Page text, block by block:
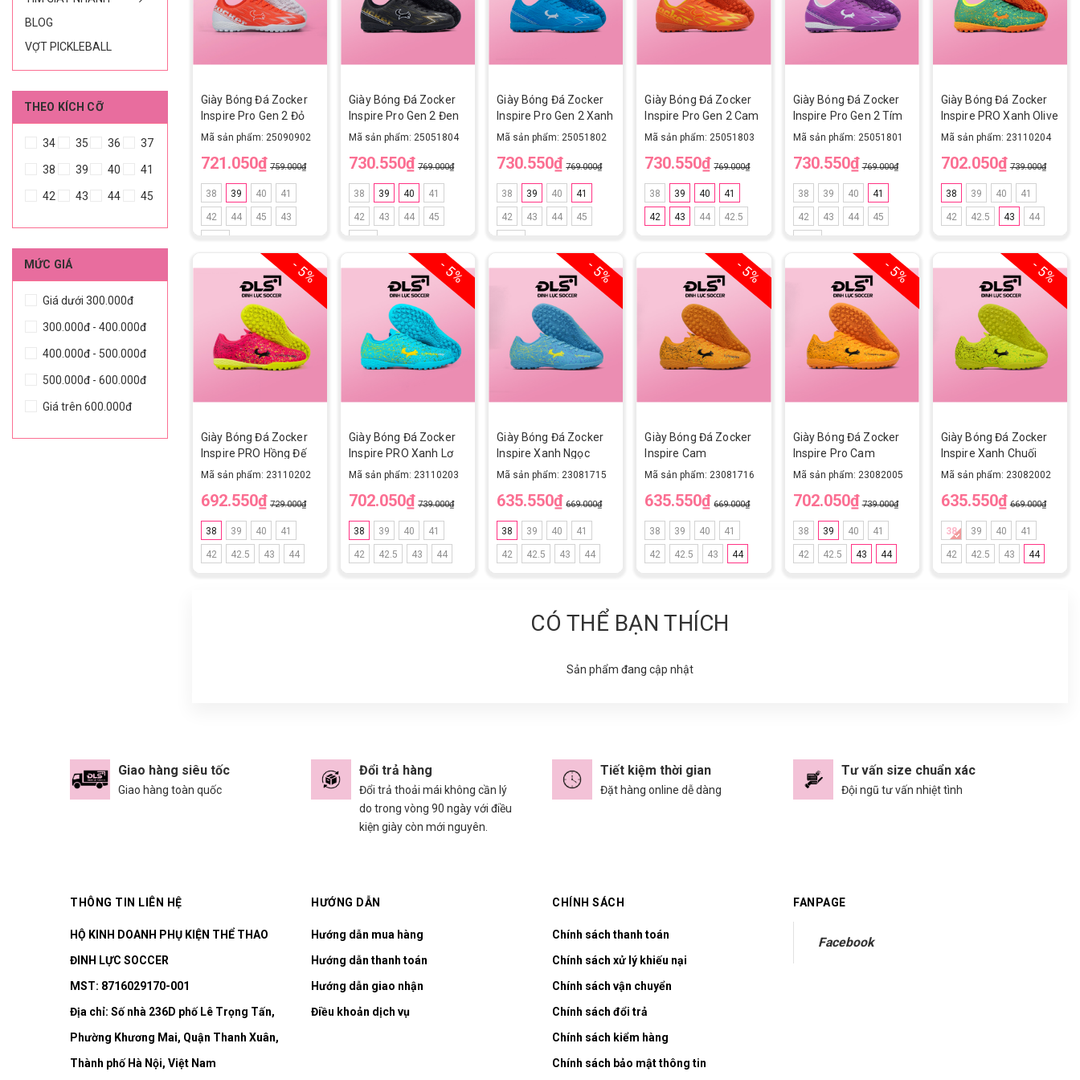
BLOG
VỢT PICKLEBALL
THEO KÍCH CỠ
34 35 36 37
38 39 40 41
42 43 44 45
MỨC GIÁ
Giá dưới 300.000đ
300.000đ - 400.000đ
400.000đ - 500.000đ
500.000đ - 600.000đ
Giá trên 600.000đ
Giày Bóng Đá Zocker
Inspire Pro Gen 2 Đỏ
Trắng
Mã sản phẩm: 25090902
721.050₫ 759.000₫
38 39 40 41
42 44 45 43
Giày Bóng Đá Zocker
Inspire Pro Gen 2 Đen
Mã sản phẩm: 25051804
730.550₫ 769.000₫
38 39 40 41
42 43 44 45
Giày Bóng Đá Zocker
Inspire Pro Gen 2 Xanh
Dương
Mã sản phẩm: 25051802
730.550₫ 769.000₫
38 39 40 41
42 43 44 45
Giày Bóng Đá Zocker
Inspire Pro Gen 2 Cam
Mã sản phẩm: 25051803
730.550₫ 769.000₫
38 39 40 41
42 43 44 42.5
Giày Bóng Đá Zocker
Inspire Pro Gen 2 Tím
Mã sản phẩm: 25051801
730.550₫ 769.000₫
38 39 40 41
42 43 44 45
Giày Bóng Đá Zocker
Inspire PRO Xanh Olive
Olive green/Orange TF
Mã sản phẩm: 23110204
702.050₫ 739.000₫
38 39 40 41
42 42.5 43 44
- 5%
Giày Bóng Đá Zocker
Inspire PRO Hồng Đế
Chuối Rose red/Green
Mã sản phẩm: 23110202
692.550₫ 729.000₫
38 39 40 41
42 42.5 43 44
- 5%
Giày Bóng Đá Zocker
Inspire PRO Xanh Lơ
Moon blue/Gree TF
Mã sản phẩm: 23110203
702.050₫ 739.000₫
38 39 40 41
42 42.5 43 44
- 5%
Giày Bóng Đá Zocker
Inspire Xanh Ngọc
Mã sản phẩm: 23081715
635.550₫ 669.000₫
38 39 40 41
42 42.5 43 44
- 5%
Giày Bóng Đá Zocker
Inspire Cam
Mã sản phẩm: 23081716
635.550₫ 669.000₫
38 39 40 41
42 42.5 43 44
- 5%
Giày Bóng Đá Zocker
Inspire Pro Cam
Mã sản phẩm: 23082005
702.050₫ 739.000₫
38 39 40 41
42 42.5 43 44
- 5%
Giày Bóng Đá Zocker
Inspire Xanh Chuối
Mã sản phẩm: 23082002
635.550₫ 669.000₫
38 39 40 41
42 42.5 43 44
CÓ THỂ BẠN THÍCH
Sản phẩm đang cập nhật
Giao hàng siêu tốc
Giao hàng toàn quốc
Đổi trả hàng
Đổi trả thoải mái không cần lý
do trong vòng 90 ngày với điều
kiện giày còn mới nguyên.
Tiết kiệm thời gian
Đặt hàng online dễ dàng
Tư vấn size chuẩn xác
Đội ngũ tư vấn nhiệt tình
THÔNG TIN LIÊN HỆ
HỘ KINH DOANH PHỤ KIỆN THỂ THAO
ĐINH LỰC SOCCER
MST: 8716029170-001
Địa chỉ: Số nhà 236D phố Lê Trọng Tấn,
Phường Khương Mai, Quận Thanh Xuân,
Thành phố Hà Nội, Việt Nam
HƯỚNG DẪN
Hướng dẫn mua hàng
Hướng dẫn thanh toán
Hướng dẫn giao nhận
Điều khoản dịch vụ
CHÍNH SÁCH
Chính sách thanh toán
Chính sách xử lý khiếu nại
Chính sách vận chuyển
Chính sách đổi trả
Chính sách kiểm hàng
Chính sách bảo mật thông tin
FANPAGE
Facebook